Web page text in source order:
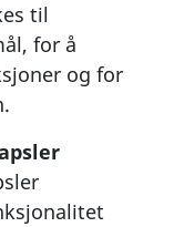
til
for å
og for